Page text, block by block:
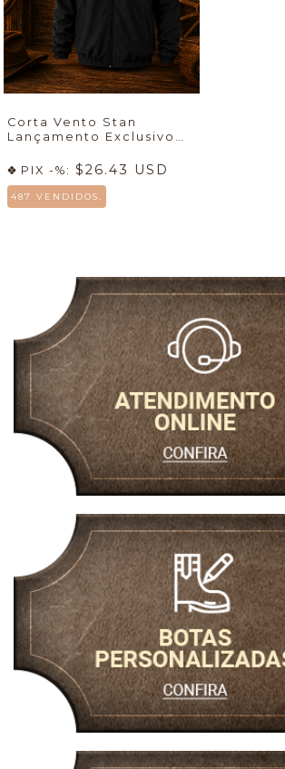
Corta Vento Stan
Lançamento Exclusivo
PIX -%: $26.43 USD
487 VENDIDOS.